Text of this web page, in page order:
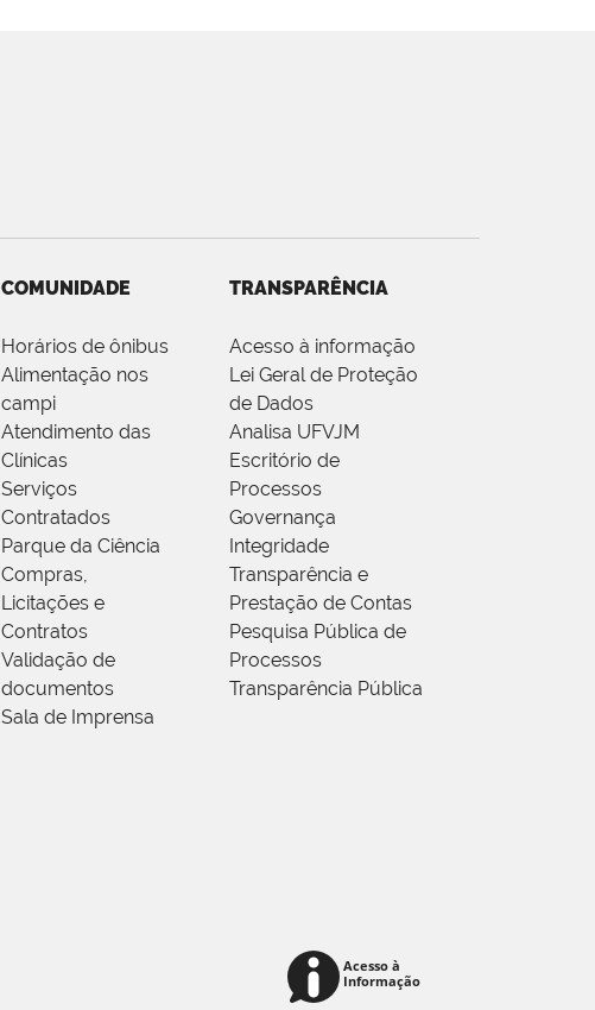
COMUNIDADE
Horários de ônibus
Alimentação nos
campi
Atendimento das
Clínicas
Serviços
Contratados
Parque da Ciência
Compras,
Licitações e
Contratos
Validação de
documentos
Sala de Imprensa
TRANSPARÊNCIA
Acesso à informação
Lei Geral de Proteção
de Dados
Analisa UFVJM
Escritório de
Processos
Governança
Integridade
Transparência e
Prestação de Contas
Pesquisa Pública de
Processos
Transparência Pública